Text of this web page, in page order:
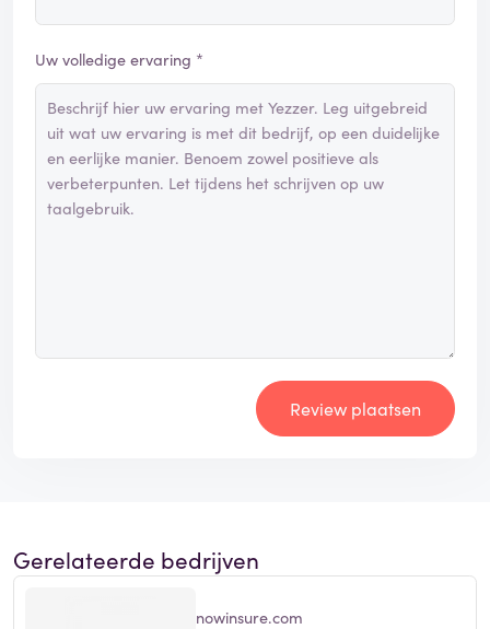
Uw volledige ervaring *
Review plaatsen
Gerelateerde bedrijven
nowinsure.com